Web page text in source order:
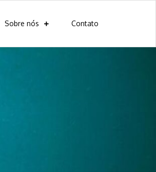
Sobre nós Contato